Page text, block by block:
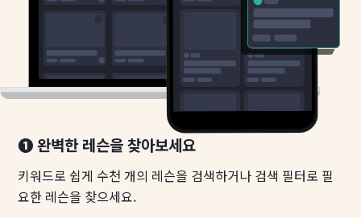
❶ 완벽한 레슨을 찾아보세요
키워드로 쉽게 수천 개의 레슨을 검색하거나 검색 필터로 필
요한 레슨을 찾으세요.